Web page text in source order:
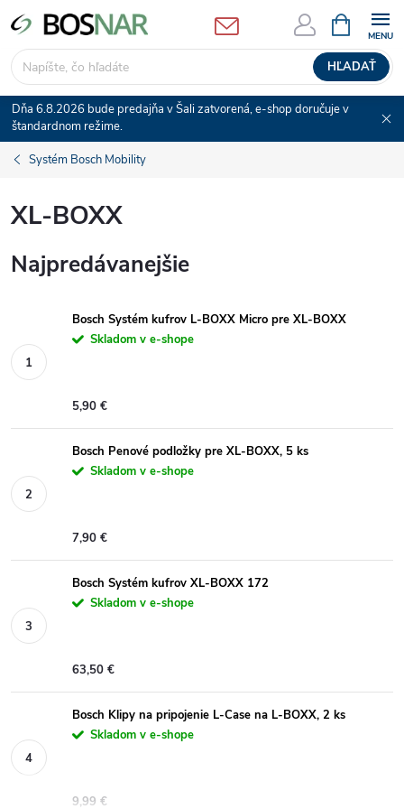
Prejsť
na
obsah
HĽADAŤ
KOŠÍK
Dňa 6.8.2026 bude predajňa v Šali zatvorená, e-shop doručuje v
štandardnom režime.
Systém Bosch Mobility
XL-BOXX
Najpredávanejšie
Bosch Systém kufrov L-BOXX Micro pre XL-BOXX
Skladom v e-shope
5,90 €
Bosch Penové podložky pre XL-BOXX, 5 ks
Skladom v e-shope
7,90 €
Bosch Systém kufrov XL-BOXX 172
Skladom v e-shope
63,50 €
Bosch Klipy na pripojenie L-Case na L-BOXX, 2 ks
Skladom v e-shope
9,99 €